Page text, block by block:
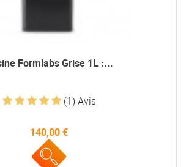
Formlabs Grise 1L :...
(1) Avis
Prix
140,00 €